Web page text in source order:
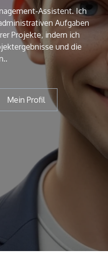
Assistent. Ich
Aufgaben
Projekte, indem ich
und die
Mein Profil